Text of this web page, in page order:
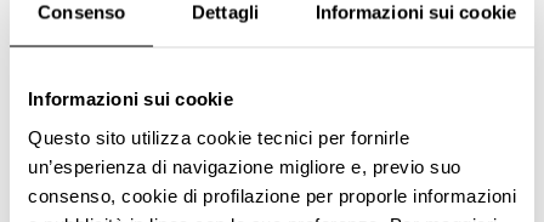
Consenso Dettagli Informazioni sui cookie
Informazioni sui cookie
Questo sito utilizza cookie tecnici per fornirle
un’esperienza di navigazione migliore e, previo suo
consenso, cookie di profilazione per proporle informazioni